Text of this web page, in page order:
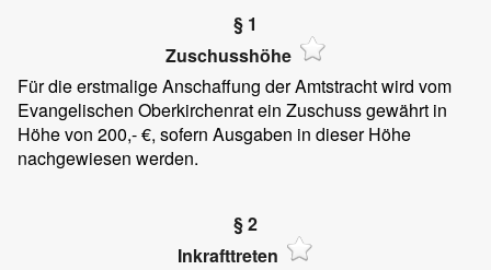
§ 1
Zuschusshöhe
Für die erstmalige Anschaffung der Amtstracht wird vom
Evangelischen Oberkirchenrat ein Zuschuss gewährt in
Höhe von 200,- €, sofern Ausgaben in dieser Höhe
nachgewiesen werden.
§ 2
Inkrafttreten